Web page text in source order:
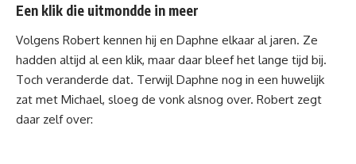
Een klik die uitmondde in meer
Volgens Robert kennen hij en Daphne elkaar al jaren. Ze
hadden altijd al een klik, maar daar bleef het lange tijd bij.
Toch veranderde dat. Terwijl Daphne nog in een huwelijk
zat met Michael, sloeg de vonk alsnog over. Robert zegt
daar zelf over: